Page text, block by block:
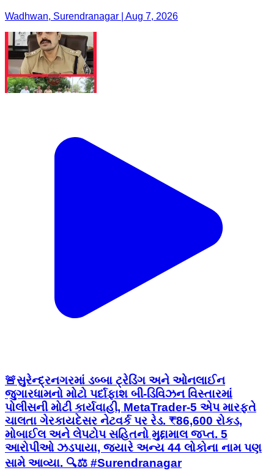
Wadhwan, Surendranagar | Aug 7, 2026
🚨સુરેન્દ્રનગરમાં ડબ્બા ટ્રેડિંગ અને ઓનલાઈન
જુગારધામનો મોટો પર્દાફાશ બી-ડિવિઝન વિસ્તારમાં
પોલીસની મોટી કાર્યવાહી, MetaTrader-5 એપ મારફતે
ચાલતા ગેરકાયદેસર નેટવર્ક પર રેડ. ₹86,600 રોકડ,
મોબાઈલ અને લેપટોપ સહિતનો મુદ્દામાલ જપ્ત. 5
આરોપીઓ ઝડપાયા, જ્યારે અન્ય 44 લોકોના નામ પણ
સામે આવ્યા. 🔍⚖️ #Surendranagar